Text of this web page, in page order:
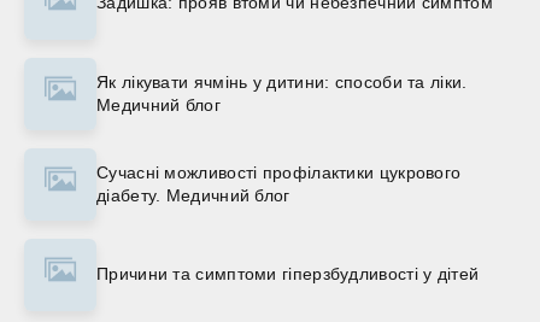
Як лікувати ячмінь у дитини: способи та ліки.
Медичний блог
Сучасні можливості профілактики цукрового
діабету. Медичний блог
Причини та симптоми гіперзбудливості у дітей